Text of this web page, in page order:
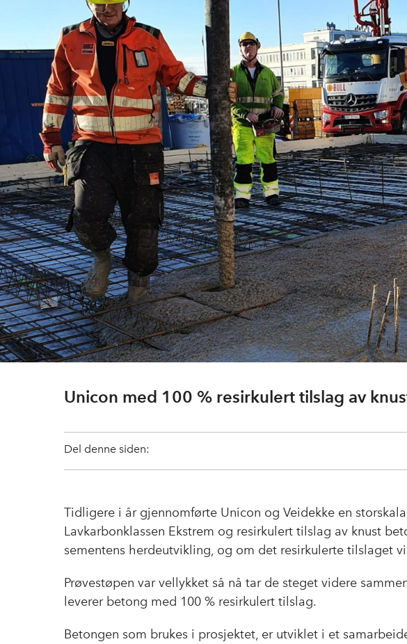
Unicon med 100 % resirkulert tilslag av
Del denne siden:
Tidligere i år gjennomførte Unicon og Veidekke en
Lavkarbonklassen Ekstrem og resirkulert tilslag av knust
sementens herdeutvikling, og om det resirkulerte tilslaget
Prøvestøpen var vellykket så nå tar de steget videre
leverer betong med 100 % resirkulert tilslag.
Betongen som brukes i prosjektet, er utviklet i et